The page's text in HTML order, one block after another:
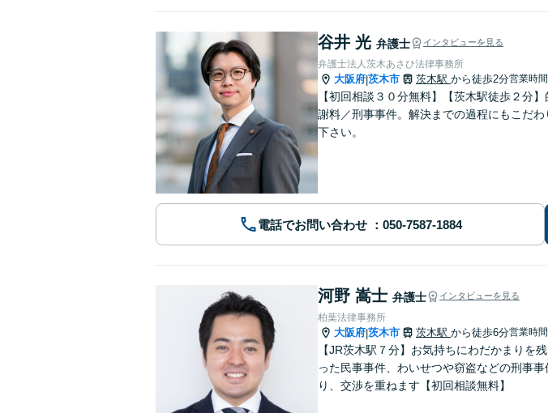
谷井 光 弁護士 インタビューを見る
弁護士法人茨木あさひ法律事務所
大阪府|茨木市 茨木駅 から徒歩2分営業時
【初回相談３０分無料】【茨木駅徒歩２分
謝料／刑事事件。解決までの過程にもこだ
下さい。
電話でお問い合わせ
河野 嵩士 弁護士 インタビューを見る
柏葉法律事務所
大阪府|茨木市 茨木駅 から徒歩6分営業時
【JR茨木駅７分】お気持ちにわだかまりを
った民事事件、わいせつや窃盗などの刑事
り、交渉を重ねます【初回相談無料】